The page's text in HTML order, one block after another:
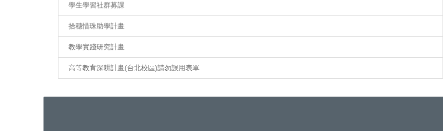
學生學習社群募課
拾穗惜珠助學計畫
教學實踐研究計畫
高等教育深耕計畫(台北校區)請勿誤用表單